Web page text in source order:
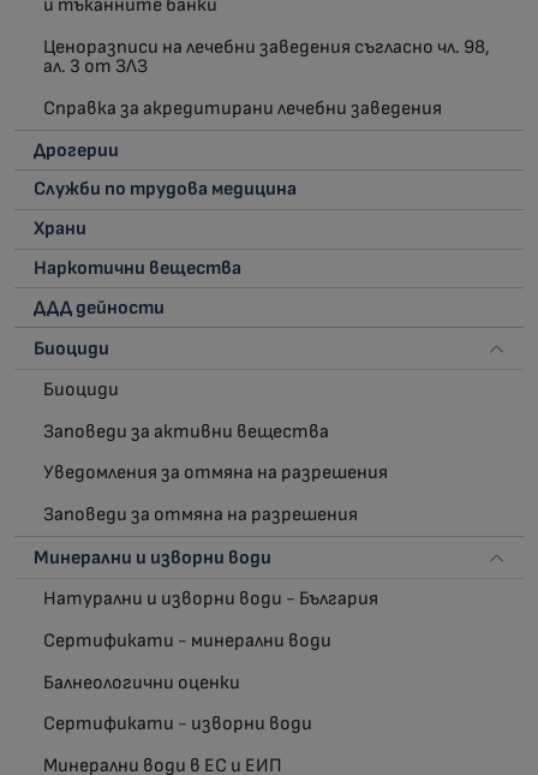
и тъканните банки
Ценоразписи на лечебни заведения съгласно чл. 98,
ал. 3 от ЗЛЗ
Справка за акредитирани лечебни заведения
Дрогерии
Служби по трудова медицина
Храни
Наркотични вещества
ДДД дейности
Биоциди
Биоциди
Заповеди за активни вещества
Уведомления за отмяна на разрешения
Заповеди за отмяна на разрешения
Минерални и изворни води
Натурални и изворни води - България
Сертификати - минерални води
Балнеологични оценки
Сертификати - изворни води
Минерални води в ЕС и ЕИП